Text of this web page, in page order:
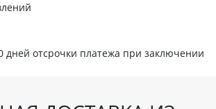
дней отсрочки платежа при заключении